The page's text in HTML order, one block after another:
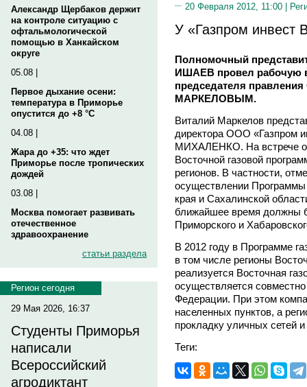
Александр Щербаков держит
на контроле ситуацию с
офтальмологической
помощью в Ханкайском
округе
05.08 |
Первое дыхание осени:
температура в Приморье
опустится до +8 °C
04.08 |
Жара до +35: что ждет
Приморье после тропических
дождей
03.08 |
Москва помогает развивать
отечественное
здравоохранение
статьи раздела
Регион сегодня
29 Мая 2026, 16:37
Студенты Приморья
написали
Всероссийский
агродиктант
20 Февраля 2012, 11:00 |
У «Газпром инвест
Полномочный
ИШАЕВ провел рабочую
председателя
МАРКЕЛОВЫМ.
Виталий Маркелов
директора ООО «Газпром
МИХАЛЕНКО. На встрече
Восточной газовой
регионов. В частности,
осуществлении
края и Сахалинской
ближайшее время должны
Приморского и
В 2012 году в Программе
в том числе регионы
реализуется Восточная
осуществляется
Федерации. При этом
населенных пунктов, а
прокладку уличных сетей
Теги: